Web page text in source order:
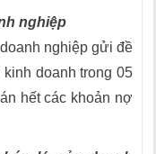
nghiệp
nghiệp gửi đề
doanh trong 05
hết các khoản nợ